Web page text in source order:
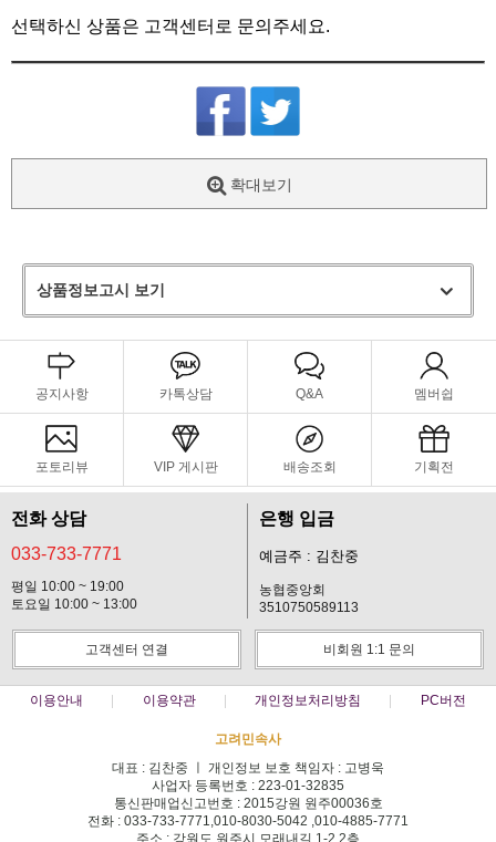
선택하신 상품은 고객센터로 문의주세요.
확대보기
상품정보고시 보기
공지사항 카톡상담 Q&A 멤버쉽
포토리뷰 VIP 게시판 배송조회 기획전
전화 상담
033-733-7771
평일 10:00 ~ 19:00
토요일 10:00 ~ 13:00
은행 입금
예금주 : 김찬중
농협중앙회
3510750589113
고객센터 연결 비회원 1:1 문의
이용안내 이용약관 개인정보처리방침 PC버전
고려민속사
대표 : 김찬중 ㅣ 개인정보 보호 책임자 : 고병욱
사업자 등록번호 : 223-01-32835
통신판매업신고번호 : 2015강원 원주00036호
전화 : 033-733-7771,010-8030-5042 ,010-4885-7771
주소 : 강원도 원주시 모래내길 1-2 2층